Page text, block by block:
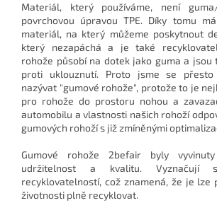
Materiál, který používáme, není
povrchovou úpravou TPE. Díky tomu
materiál, na který můžeme poskytnout
který nezapáchá a je také
rohože působí na dotek jako guma a jsou
proti uklouznutí. Proto jsme se přesto
nazývat "gumové rohože", protože to je
pro rohože do prostoru nohou a
automobilu a vlastnosti našich rohoží
gumových rohoží s již zmíněnými
Gumové rohože 2befair byly
udržitelnost a kvalitu. Vyznačují
recyklovatelností, což znamená, že je lze
životnosti plně recyklovat.